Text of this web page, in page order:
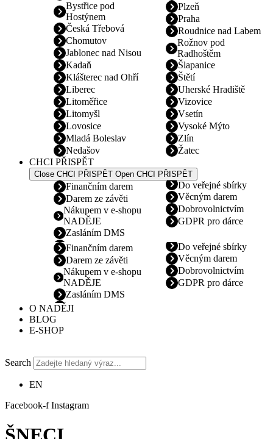
Bystřice pod
Hostýnem
Česká Třebová
Chomutov
Jablonec nad Nisou
Kadaň
Klášterec nad Ohří
Liberec
Litoměřice
Litomyšl
Lovosice
Mladá Boleslav
Nedašov
Plzeň
Praha
Roudnice nad Labem
Rožnov pod
Radhoštěm
Šlapanice
Štětí
Uherské Hradiště
Vizovice
Vsetín
Vysoké Mýto
Zlín
Žatec
CHCI PŘISPĚT
Close CHCI PŘISPĚT Open CHCI PŘISPĚT
Finančním darem
Darem ze závěti
Nákupem v e-shopu
NADĚJE
Zasláním DMS
Do veřejné sbírky
Věcným darem
Dobrovolnictvím
GDPR pro dárce
Finančním darem
Darem ze závěti
Nákupem v e-shopu
NADĚJE
Zasláním DMS
Do veřejné sbírky
Věcným darem
Dobrovolnictvím
GDPR pro dárce
O NADĚJI
BLOG
E-SHOP
Search
EN
Facebook-f Instagram